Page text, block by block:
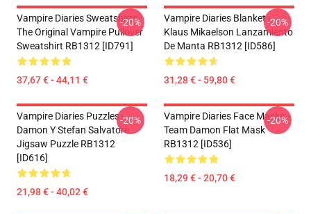
Vampire Diaries Sweatshirts -
The Original Vampire Pullover
Sweatshirt RB1312 [ID791]
37,67 € - 44,11 €
-20%
Vampire Diaries Blanket -
Klaus Mikaelson Lanzamiento
De Manta RB1312 [ID586]
31,28 € - 59,80 €
-20%
Vampire Diaries Puzzles -
Damon Y Stefan Salvatore
Jigsaw Puzzle RB1312
[ID616]
21,98 € - 40,02 €
-20%
Vampire Diaries Face Masks -
Team Damon Flat Mask
RB1312 [ID536]
18,29 € - 20,70 €
-20%